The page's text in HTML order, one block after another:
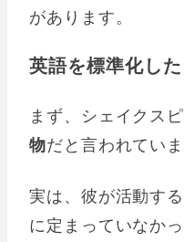
があります。
英語を標準化した
まず、シェイクス
物だと言われていま
実は、彼が活動す
に定まっていなか